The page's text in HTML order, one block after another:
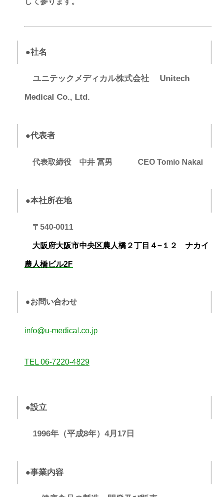
●社名
ユニテックメディカル株式会社 Unitech
Medical Co., Ltd.
●代表者
代表取締役 中井 冨男 CEO Tomio Nakai
●本社所在地
〒540-0011
大阪府大阪市中央区農人橋２丁目４−１２ ナカイ
農人橋ビル2F
●お問い合わせ
info@u-medical.co.jp
TEL 06-7220-4829
●設立
1996年（平成8年）4月17日
●事業内容